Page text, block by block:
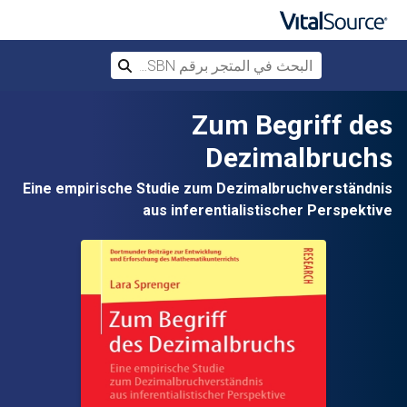
Zum Begriff des
Dezimalbruchs
Eine empirische Studie zum Dezimalbruchverständnis
aus inferentialistischer Perspektive